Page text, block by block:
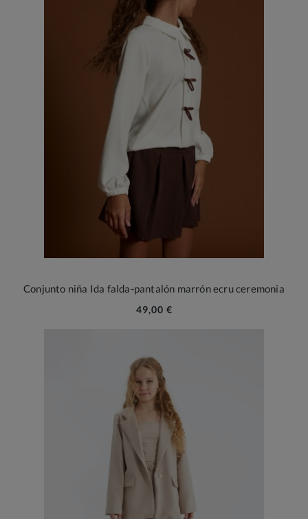
Conjunto niña Ida falda-pantalón marrón ecru ceremonia
49,00 €